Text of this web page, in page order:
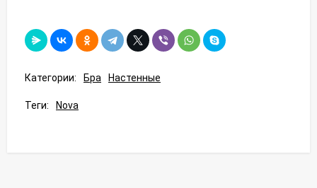
Категории: Бра Настенные
Теги: Nova